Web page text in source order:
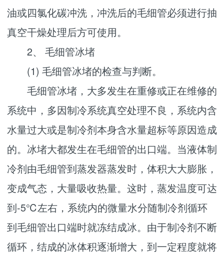
油或四氯化碳冲洗，冲洗后的毛细管必须进行抽
真空干燥处理后方可使用。
2、 毛细管冰堵
(1) 毛细管冰堵的检查与判断。
毛细管冰堵，大多发生在重修或正在维修的
系统中，多因制冷系统真空处理不良，系统内含
水量过大或是制冷剂本身含水量超标等原因造成
的。冰堵大都发生在毛细管的出口端。当液体制
冷剂由毛细管到蒸发器蒸发时，体积大大膨胀，
变成气态，大量吸收热量。这时，蒸发温度可达
到-5℃左右，系统内的微量水分随制冷剂循环
到毛细管出口端时就冻结成冰。由于制冷剂不断
循环，结成的冰体积逐渐增大，到一定程度就将